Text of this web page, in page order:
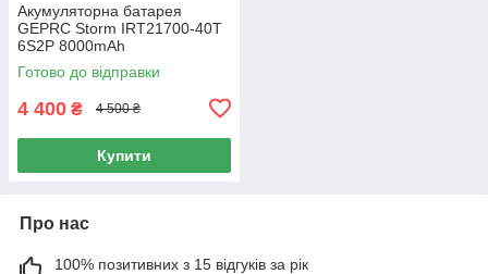
Акумуляторна батарея
GEPRC Storm IRT21700-40T
6S2P 8000mAh
Готово до відправки
4 400 ₴ 4 500 ₴
Купити
Про нас
100% позитивних з 15 відгуків за рік